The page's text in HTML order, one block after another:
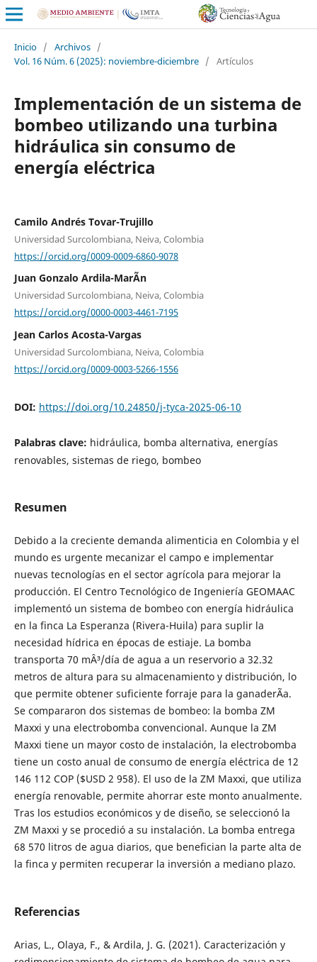
Inicio / Archivos /
Vol. 16 Núm. 6 (2025): noviembre-diciembre / Artículos
Implementación de un sistema de
bombeo utilizando una turbina
hidráulica sin consumo de
energía eléctrica
Camilo Andrés Tovar-Trujillo
Universidad Surcolombiana, Neiva, Colombia
https://orcid.org/0009-0009-6860-9078
Juan Gonzalo Ardila-MarÃ­n
Universidad Surcolombiana, Neiva, Colombia
https://orcid.org/0000-0003-4461-7195
Jean Carlos Acosta-Vargas
Universidad Surcolombiana, Neiva, Colombia
https://orcid.org/0009-0003-5266-1556
DOI: https://doi.org/10.24850/j-tyca-2025-06-10
Palabras clave: hidráulica, bomba alternativa, energías
renovables, sistemas de riego, bombeo
Resumen
Debido a la creciente demanda alimenticia en Colombia y el
mundo es urgente mecanizar el campo e implementar
nuevas tecnologías en el sector agrícola para mejorar la
producción. El Centro Tecnológico de Ingeniería GEOMAAC
implementó un sistema de bombeo con energía hidráulica
en la finca La Esperanza (Rivera-Huila) para suplir la
necesidad hídrica en épocas de estiaje. La bomba
transporta 70 mÂ³/día de agua a un reservorio a 32.32
metros de altura para su almacenamiento y distribución, lo
que permite obtener suficiente forraje para la ganaderÃ­a.
Se compararon dos sistemas de bombeo: la bomba ZM
Maxxi y una electrobomba convencional. Aunque la ZM
Maxxi tiene un mayor costo de instalación, la electrobomba
tiene un costo anual de consumo de energía eléctrica de 12
146 112 COP ($USD 2 958). El uso de la ZM Maxxi, que utiliza
energía renovable, permite ahorrar este monto anualmente.
Tras los estudios económicos y de diseño, se seleccionó la
ZM Maxxi y se procedió a su instalación. La bomba entrega
68 570 litros de agua diarios, que benefician la parte alta de
la finca y permiten recuperar la inversión a mediano plazo.
Referencias
Arias, L., Olaya, F., & Ardila, J. G. (2021). Caracterización y